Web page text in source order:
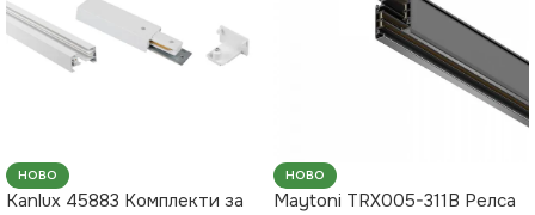
НОВО
Kanlux 45883 Комплекти за
НОВО
Maytoni TRX005-311B Релса